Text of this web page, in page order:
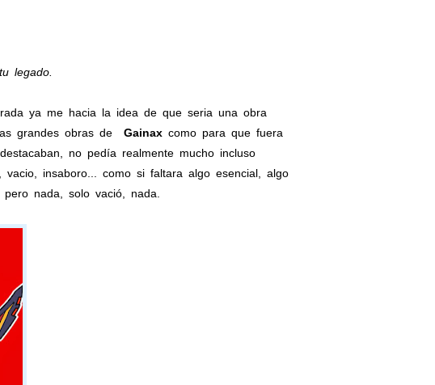
legado.
ya me hacia la idea de que seria una obra
grandes obras de Gainaxcomo para que fuera
no pedía realmente mucho incluso
insaboro... como si faltara algo esencial, algo
nada, solo vació, nada.